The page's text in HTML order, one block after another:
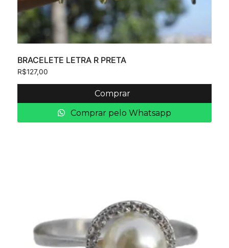
BRACELETE LETRA R PRETA
R$127,00
Comprar
Comprar pelo Whatsapp